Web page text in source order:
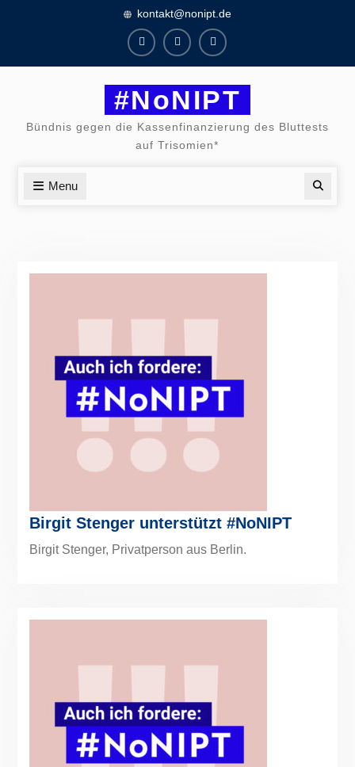
kontakt@nonipt.de
FacebookInstagram
Twitter
#NoNIPT
Bündnis gegen die Kassenfinanzierung des Bluttests
auf Trisomien*
Menu
Birgit Stenger unterstützt #NoNIPT
Birgit Stenger, Privatperson aus Berlin.